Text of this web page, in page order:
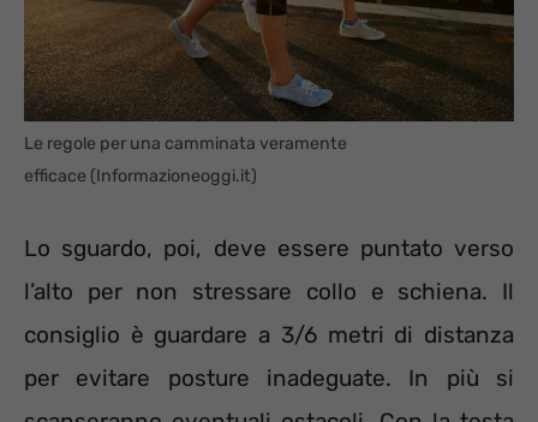
Le regole per una camminata veramente
efficace (Informazioneoggi.it)
Lo sguardo, poi, deve essere puntato verso
l’alto per non stressare collo e schiena. Il
consiglio è guardare a 3/6 metri di distanza
per evitare posture inadeguate. In più si